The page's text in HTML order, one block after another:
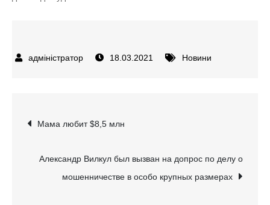
18.03.2021 Новини
Навігація
записів
Мама любит $8,5 млн
Александр Вилкул был вызван на допрос по делу о
мошенничестве в особо крупных размерах